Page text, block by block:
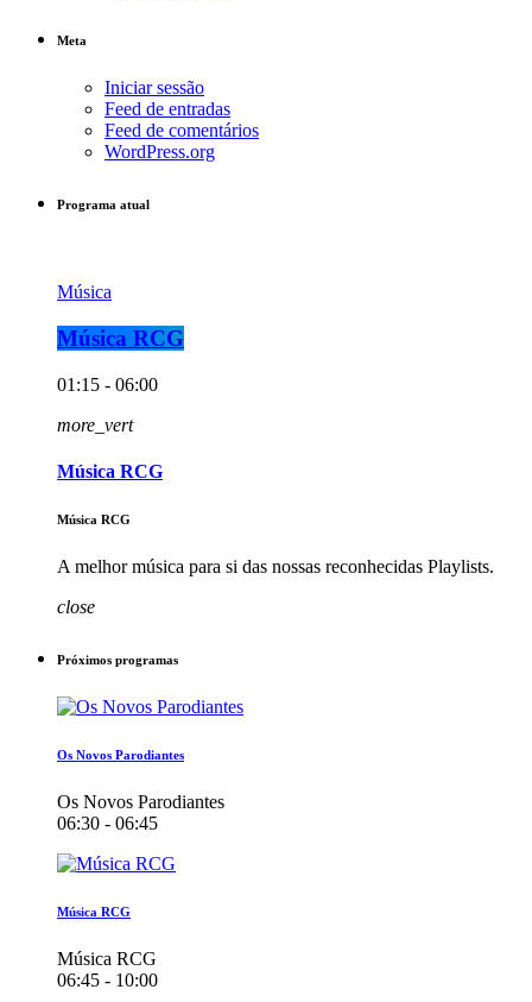
Meta
Iniciar sessão
Feed de entradas
Feed de comentários
WordPress.org
Programa atual
Música
Música RCG
01:15 - 06:00
more_vert
Música RCG
Música RCG
A melhor música para si das nossas reconhecidas Playlists.
close
Próximos programas
Os Novos Parodiantes
Os Novos Parodiantes
06:30 - 06:45
Música RCG
Música RCG
06:45 - 10:00